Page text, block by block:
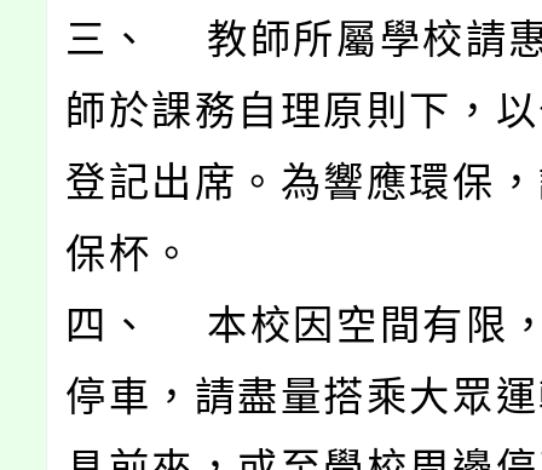
三、 教師所屬學校請
師於課務自理原則下，
登記出席。為響應環保
保杯。
四、 本校因空間有限
停車，請盡量搭乘大眾